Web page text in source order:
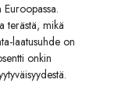
terästä, mikä
laatusuhde on
onkin